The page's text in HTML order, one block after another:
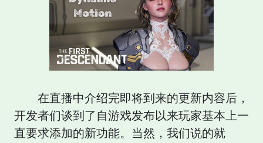
在直播中介绍完即将到来的更新内容后，
开发者们谈到了自游戏发布以来玩家基本上一
直要求添加的新功能。当然，我们说的就